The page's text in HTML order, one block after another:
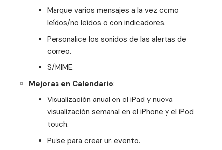
Marque varios mensajes a la vez como
leídos/no leídos o con indicadores.
Personalice los sonidos de las alertas de
correo.
S/MIME.
Mejoras en Calendario:
Visualización anual en el iPad y nueva
visualización semanal en el iPhone y el iPod
touch.
Pulse para crear un evento.